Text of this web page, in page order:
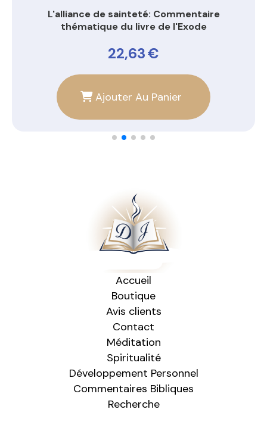
Commentaire
de l'Exode
La véritable histoire de
du livre de
Ajouter Au
Accueil
Boutique
Avis clients
Contact
Méditation
Spiritualité
Développement Personnel
Commentaires Bibliques
Recherche